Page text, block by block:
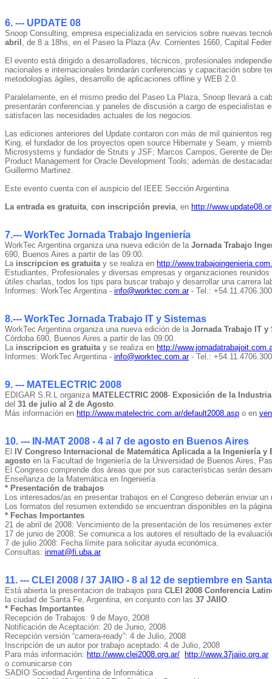
6. --- UPDATE 08
Snoop Consulting, empresa especializada en servicios sobre nuevas
abril , de 8 a 18hs, en el Paseo la Plaza (Av. Corrientes 1660, Capital
El evento está dirigido a desarrolladores, técnicos, profesionales
nacionales e internacionales brindarán conferencias y capacitación sobre
metodologías ágiles, desarrollo de aplicaciones offline y WEB 2.0.
Paralelamente, en el mismo predio del Paseo La Plaza, Snoop llevará a
presentarán conferencias y paneles de discusión a cargo de
satisfacen las necesidades actuales de los negocios.
Las ediciones anteriores del Update contaron con más de mil quinientos
King, el fundador de los proyectos open source Hibernate y Seam, y
Microsystems y fundador de Struts y JSF; Marcos Campos, Gerente de
Product Management for Oracle Development Tools; además de
Guillermo Martinez.
Este evento cuenta con el auspicio del IEEE Sección Argentina
La entrada es gratuita, con inscripción previa, en http://
7.--- WorkTec Jornada Trabajo Ingeniería
WorkTec Argentina organiza una nueva edición de la Jornada Trabajo
690, Buenos Aires a partir de las 09:00.
La inscripcion es gratuitay se realiza en http://
Estudiantes, Profesionales y diversas empresas y organizaciones
útiles charlas, todos los tips para buscar trabajo y desarrollar una carrera
Informes: WorkTec Argentina - info@worktec.com.ar- Tel.:
8.--- WorkTec Jornada Trabajo IT y Sistemas
WorkTec Argentina organiza una nueva edición de la Jornada Trabajo IT y
Córdoba 690, Buenos Aires a partir de las 09:00.
La inscripcion es gratuitay se realiza en http://
Informes: WorkTec Argentina - info@worktec.com.ar- Tel.:
9. --- MATELECTRIC 2008
EDIGAR S.R.L organiza MATELECTRIC 2008- Exposición de la
del 31 de julio al 2 de Agosto.
Más información en http://www.matelectric.com.ar/default2008.asp o en
10. --- IN-MAT 2008 - 4 al 7 de agosto en Buenos Aires
El
IV Congreso Internacional de Matemática Aplicada a la Ingeniería y
agosto en la Facultad de Ingeniería de la Universidad de Buenos Aires,
El Congreso comprende dos áreas que por sus características serán
Enseñanza de la Matemática en Ingeniería
* Presentación de trabajos
Los interesados/as en presentar trabajos en el Congreso deberán enviar
Los formatos del resumen extendido se encuentran disponibles en la
* Fechas Importantes
21 de abril de 2008: Vencimiento de la presentación de los resúmenes
17 de junio de 2008: Se comunica a los autores el resultado de la
7 de julio 2008: Fecha límite para solicitar ayuda económica.
Consultas: inmat@fi.uba.ar
11. --- CLEI 2008 / 37 JAIIO - 8 al 12 de septiembre en
Está abierta la presentacion de trabajos para CLEI 2008 Conferencia
la ciudad de Santa Fe, Argentina, en conjunto con las 37 JAIIO.
* Fechas Importantes
Recepción de Trabajos: 9 de Mayo, 2008
Notificación de Aceptación: 20 de Junio, 2008
Recepción versión “camera-ready”: 4 de Julio, 2008
Inscripción de un autor por trabajo aceptado: 4 de Julio, 2008
Para más información: http://www.clei2008.org.ar/
http://www.37jaiio.org.ar
o comunicarse con
SADIO Sociedad Argentina de Informática